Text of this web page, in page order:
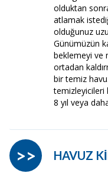
olduktan
atlamak
olduğunuz
Günümüzün
beklemeyi ve
ortadan
bir temiz
temizleyicileri
8 yıl veya
HAVUZ
>>